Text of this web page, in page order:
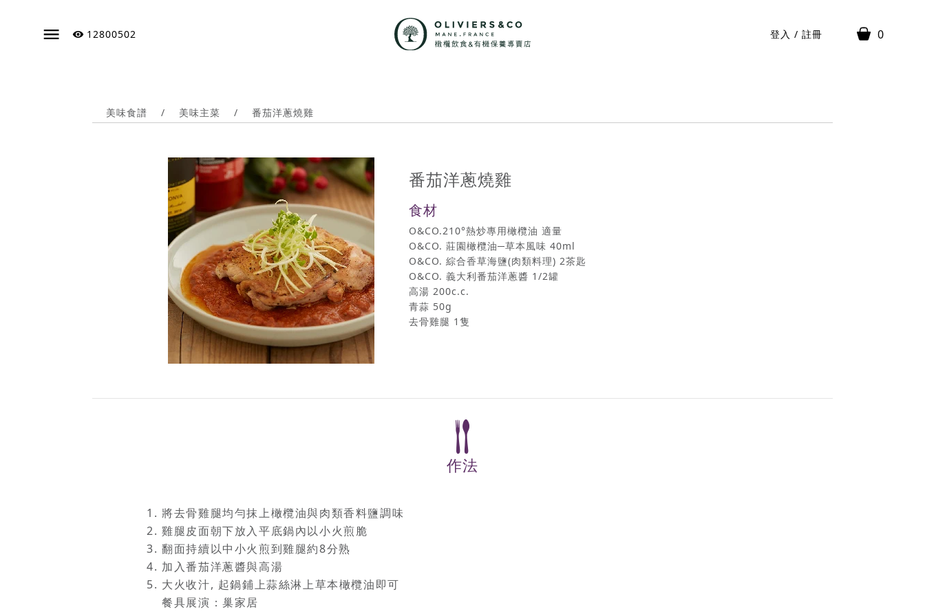
12800502 登入 / 註冊 0
美味食譜 / 美味主菜 / 番茄洋蔥燒雞
番茄洋蔥燒雞
食材
O&CO.210°熱炒專用橄欖油 適量
O&CO. 莊園橄欖油─草本風味 40ml
O&CO. 綜合香草海鹽(肉類料理) 2茶匙
O&CO. 義大利番茄洋蔥醬 1/2罐
高湯 200c.c.
青蒜 50g
去骨雞腿 1隻
作法
將去骨雞腿均勻抹上橄欖油與肉類香料鹽調味
雞腿皮面朝下放入平底鍋內以小火煎脆
翻面持續以中小火煎到雞腿約8分熟
加入番茄洋蔥醬與高湯
大火收汁, 起鍋鋪上蒜絲淋上草本橄欖油即可
餐具展演：巢家居